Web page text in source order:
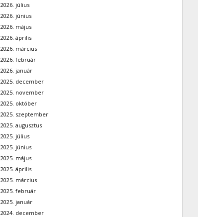
2026. július
2026. június
2026. május
2026. április
2026. március
2026. február
2026. január
2025. december
2025. november
2025. október
2025. szeptember
2025. augusztus
2025. július
2025. június
2025. május
2025. április
2025. március
2025. február
2025. január
2024. december